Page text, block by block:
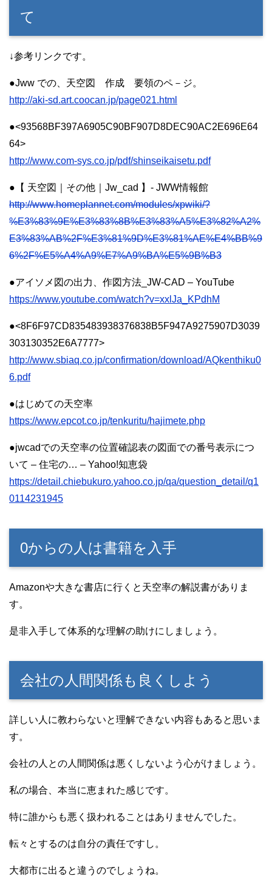
て
↓参考リンクです。
●Jww での、天空図 作成 要領のペ－ジ。
http://aki-sd.art.coocan.jp/page021.html
●<93568BF397A6905C90BF907D8DEC90AC2E696E64
64>
http://www.com-sys.co.jp/pdf/shinseikaisetu.pdf
●【 天空図｜その他｜Jw_cad 】- JWW情報館
http://www.homeplannet.com/modules/xpwiki/?
%E3%83%9E%E3%83%8B%E3%83%A5%E3%82%A2%
E3%83%AB%2F%E3%81%9D%E3%81%AE%E4%BB%9
6%2F%E5%A4%A9%E7%A9%BA%E5%9B%B3
●アイソメ図の出力、作図方法_JW-CAD – YouTube
https://www.youtube.com/watch?v=xxlJa_KPdhM
●<8F6F97CD835483938376838B5F947A9275907D3039
303130352E6A7777>
http://www.sbiaq.co.jp/confirmation/download/AQkenthiku0
6.pdf
●はじめての天空率
https://www.epcot.co.jp/tenkuritu/hajimete.php
●jwcadでの天空率の位置確認表の図面での番号表示につ
いて – 住宅の… – Yahoo!知恵袋
https://detail.chiebukuro.yahoo.co.jp/qa/question_detail/q1
0114231945
0からの人は書籍を入手
Amazonや大きな書店に行くと天空率の解説書がありま
す。
是非入手して体系的な理解の助けにしましょう。
会社の人間関係も良くしよう
詳しい人に教わらないと理解できない内容もあると思いま
す。
会社の人との人間関係は悪くしないよう心がけましょう。
私の場合、本当に恵まれた感じです。
特に誰からも悪く扱われることはありませんでした。
転々とするのは自分の責任ですし。
大都市に出ると違うのでしょうね。